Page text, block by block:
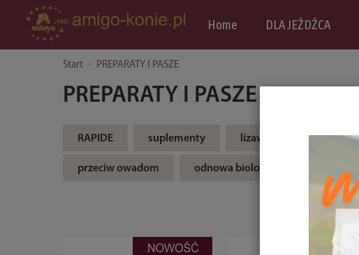
Home DLA JEŹDŹCA
Start PREPARATY I PASZE
PREPARATY I PASZE
RAPIDE suplementy lizawki pasze
przeciw owadom odnowa biologiczna i leczenie